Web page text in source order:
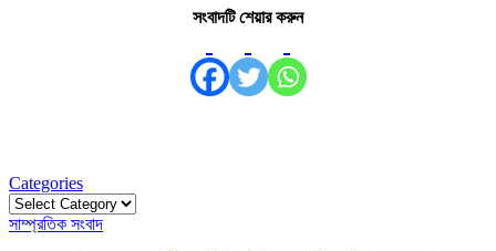
সংবাদটি শেয়ার করুন
Categories
Categories
সাম্প্রতিক সংবাদ